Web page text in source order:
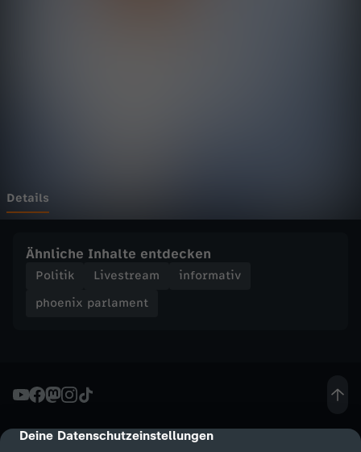
cmp-dialog-description
Deine Datenschutzeinstellungen
m
n
D
e
Details
Ähnliche Inhalte entdecken
Politik Livestream
informativ
phoenix parlament